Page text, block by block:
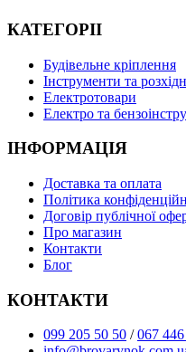
КАТЕГОРІІ
Будівельне кріплення
Інструменти та
Електротовари
Електро та
ІНФОРМАЦІЯ
Доставка та оплата
Політика
Договір публічної
Про магазин
Контакти
Блог
КОНТАКТИ
099 205 50 50 /067